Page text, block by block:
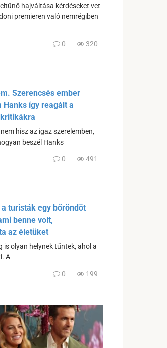
hajváltása kérdéseket vet
premieren való nemrégiben
0 320
Szerencsés ember
Hanks így reagált a
hisz az igaz szerelemben,
beszél Hanks
0 491
turisták egy bőröndöt
benne volt,
az életüket
is olyan helynek tűntek, ahol a
A
0 199